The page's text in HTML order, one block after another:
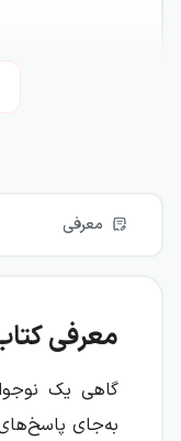
معرفی
معرفی
گاهی یک
به‌جای